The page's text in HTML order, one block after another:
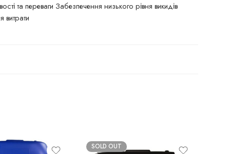
та переваги Забезпечення низького рівня викидів
витрати
SOLD OUT